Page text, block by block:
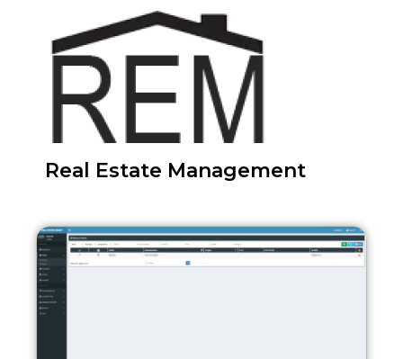
Real Estate Management